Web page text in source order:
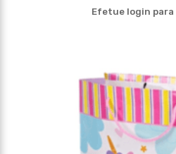
Efetue login para